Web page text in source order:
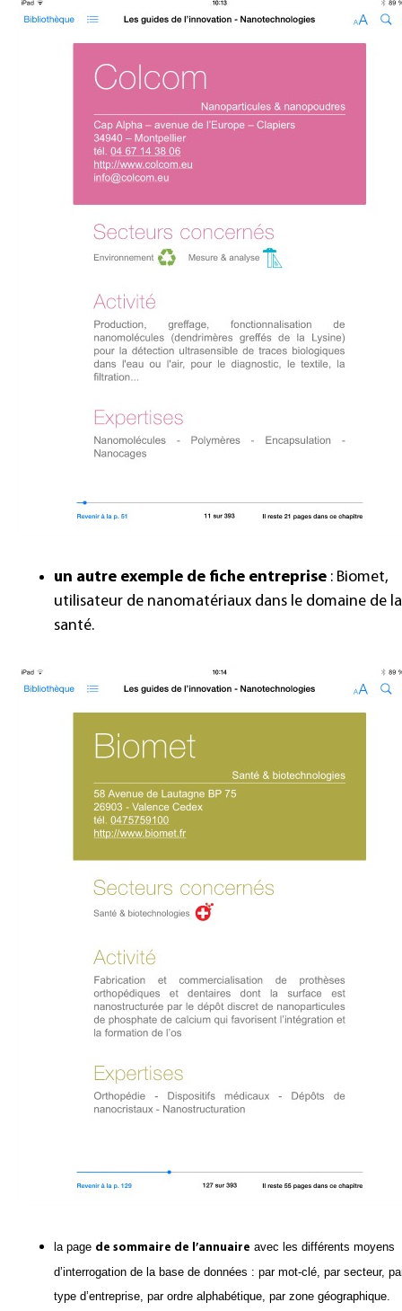
un autre exemple de fiche entreprise : Biomet,
utilisateur de nanomatériaux dans le domaine de la
santé.
la page de sommaire de l’annuaire avec les différents moyens
d’interrogation de la base de données : par mot-clé, par secteur,
type d’entreprise, par ordre alphabétique, par zone géographique.